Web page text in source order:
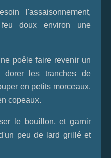
l'assaisonnement,
doux environ une
poêle faire revenir un
les tranches de
en petits morceaux.
copeaux.
le bouillon, et garnir
peu de lard grill é et